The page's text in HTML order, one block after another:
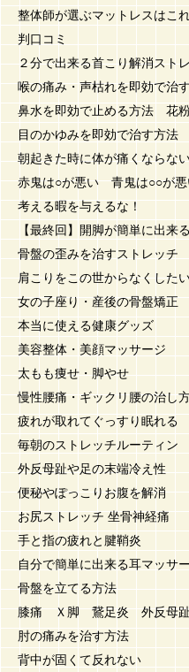
整体師が選ぶマットレスはこ
判口コミ
２分で出来る首こり解消スト
喉の痛み・声枯れを即効で
鼻水を即効で止める方法 花
目のかゆみを即効で治す方
朝起きた時に体が痛くならな
赤鬼は○が悪い 青鬼は○○が悪
考える暇を与えるな！
【最終回】開脚が簡単に出来
骨盤の歪みを治すストレッチ
肩こりをこの世からなくした
女の子座り・産後の骨盤矯正
本当に使える健康グッズ
美容整体・美顔マッサージ
太もも痩せ・脚やせ
慢性腰痛・ギックリ腰の治し
疲れが取れてぐっすり眠れる
毎朝のストレッチルーティン
外反母趾や足の末端冷え性
便秘やぽっこりお腹を解消
お尻ストレッチ 坐骨神経痛
手と指の疲れと腱鞘炎
自分で簡単に出来る耳マッサ
骨盤を立てる方法
膝痛 Ｘ脚 鵞足炎 外反母
肘の痛みを治す方法
背中が固くて反れない